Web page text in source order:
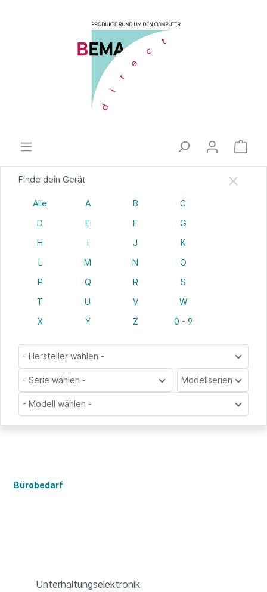
Finde dein Gerät
Alle A B
C
D
E F
G
H
I J
K
L
M N
O
P
Q R
S
T
U V
W
X
Y Z 0 - 9
- Hersteller wählen -
- Serie wählen - Modellserien
- Modell wählen -
Bürobedarf
Unterhaltungselektronik